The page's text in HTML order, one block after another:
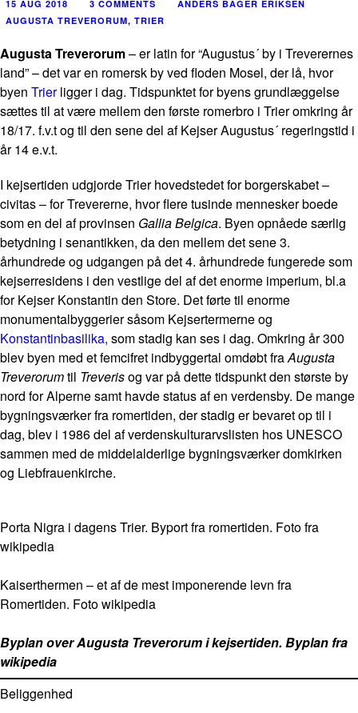
15 AUG 2018 3 COMMENTS
ANDERS BAGER ERIKSEN
AUGUSTA TREVERORUM, TRIER
Augusta Treverorum– er latin for “Augustus´ by i Treverernes
land” – det var en romersk by ved floden Mosel, der lå, hvor
byen Trierligger i dag. Tidspunktet for byens grundlæggelse
sættes til at være mellem den første romerbro i Trier omkring år
18/17. f.v.t og til den sene del af Kejser Augustus´ regeringstid i
år 14 e.v.t.
I kejsertiden udgjorde Trier hovedstedet for borgerskabet –
civitas – for Trevererne, hvor flere tusinde mennesker boede
som en del af provinsen Gallia Belgica. Byen opnåede særlig
betydning i senantikken, da den mellem det sene 3.
århundrede og udgangen på det 4. århundrede fungerede som
kejserresidens i den vestlige del af det enorme imperium, bl.a
for Kejser Konstantin den Store. Det førte til enorme
monumentalbyggerier såsom Kejsertermerne og
Konstantinbasilika, som stadig kan ses i dag. Omkring år 300
blev byen med et femcifret indbyggertal omdøbt fraAugusta
Treverorumtil Treverisog var på dette tidspunkt den største by
nord for Alperne samt havde status af en verdensby. De mange
bygningsværker fra romertiden, der stadig er bevaret op til i
dag, blev i 1986 del af verdenskulturarvslisten hos UNESCO
sammen med de middelalderlige bygningsværker domkirken
og Liebfrauenkirche.
Porta Nigra i dagens Trier. Byport fra romertiden. Foto fra
wikipedia
Kaiserthermen – et af de mest imponerende levn fra
Romertiden. Foto wikipedia
Byplan over Augusta Treverorum i kejsertiden. Byplan fra
wikipedia
Beliggenhed